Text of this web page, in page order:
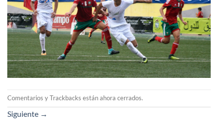
Comentarios y Trackbacks están ahora cerrados.
Siguiente →